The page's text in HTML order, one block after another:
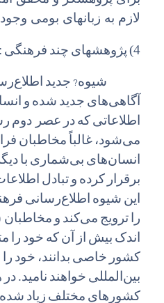
لازم به زبانهای بومی
4) پژوهشهای چند فرهنگی :
شیوه? جدید اطلاع
آگاهیهای جدید شده و
اطلاعاتیکهدر عصر دوم
میشود، غالباً مخاطبان
انسانهای بیشماری با
برقرار کرده وتبادل
این شیوه اطلاعرسانی
را
ترویج میکند و
اندک بیش از آنکه خود را
کشور خاصی بدانند، خود را
بین المللی خواهند نامید.در
کشورهای مختلف زیاد شده